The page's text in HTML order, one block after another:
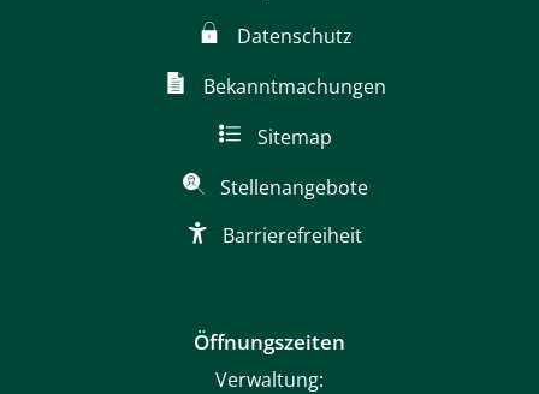
Datenschutz
Bekanntmachungen
Sitemap
Stellenangebote
Barrierefreiheit
Öffnungszeiten
Verwaltung: